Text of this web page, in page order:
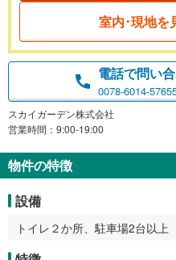
室内･現地を
電話で問い
0078-6014-
スカイガーデン株式会社
営業時間：9:00-19:00
物件の特徴
設備
トイレ２か所、駐車場2台以上